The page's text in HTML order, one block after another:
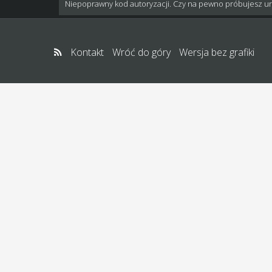
Niepoprawny kod autoryzacji. Czy na pewno próbujesz
Kontakt Wróć do góry Wersja bez grafiki